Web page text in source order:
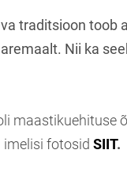
traditsioon toob
Nii ka
maastikuehituse
fotosid SIIT.